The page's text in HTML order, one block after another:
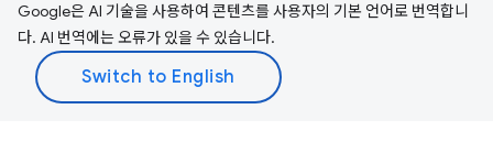
Google은 AI 기술을 사용하여 콘텐츠를 사용자의 기본 언어로 번역합니
다. AI 번역에는 오류가 있을 수 있습니다.